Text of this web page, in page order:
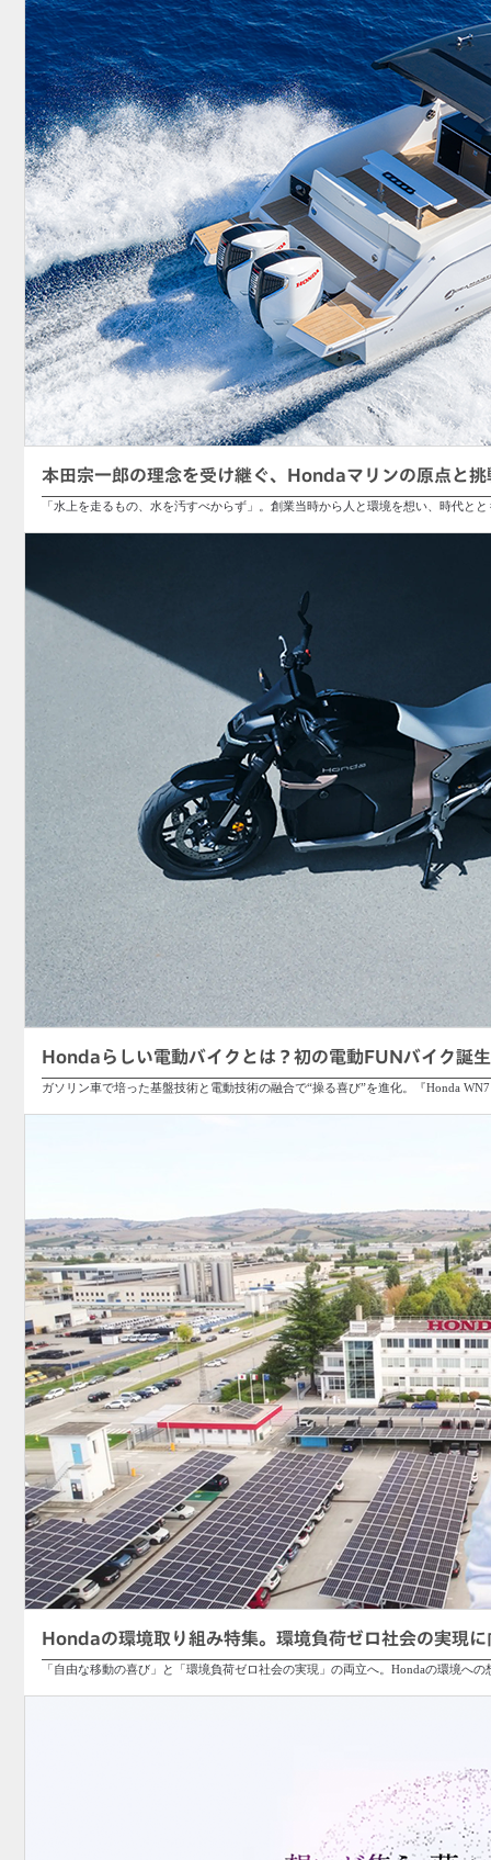
本田宗一郎の理念を受け継ぐ、Hondaマリンの原点と挑
「水上を走るもの、水を汚すべからず」。創業当時から人と環境を想い、時代と
Hondaらしい電動バイクとは？初の電動FUNバイク誕
ガソリン車で培った基盤技術と電動技術の融合で“操る喜び”を進化。『Honda
Hondaの環境取り組み特集。環境負荷ゼロ社会の実現に
「自由な移動の喜び」と「環境負荷ゼロ社会の実現」の両立へ。Hondaの環境へ